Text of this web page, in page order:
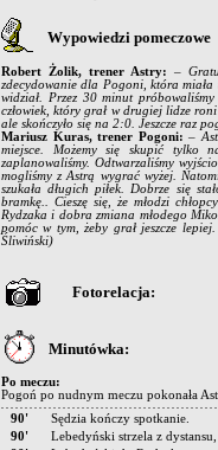
Wypowiedzi pomeczowe
Robert Żolik, trener Astry:
–
zdecydowanie dla Pogoni, która miała
widział. Przez 30 minut
człowiek, który grał w drugiej lidze
ale skończyło się na 2:0. Jeszcze raz
Mariusz Kuras, trener Pogoni: –
miejsce. Możemy się skupić tylko
zaplanowaliśmy. Odtwarzaliśmy
mogliśmy z Astrą wygrać wyżej.
szukała długich piłek. Dobrze się
bramkę.. Cieszę się, że młodzi
Rydzaka i dobra zmiana młodego
pomóc w tym, żeby grał jeszcze
Śliwiński)
Fotorelacja:
Minutówka:
Po meczu:
Pogoń po nudnym meczu pokonała
90'
Sędzia kończy spotkanie.
90'
Lebedyński strzela z